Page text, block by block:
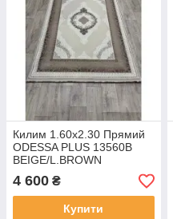
Килим 1.60х2.30 Прямий
ODESSA PLUS 13560B
BEIGE/L.BROWN
4 600 ₴
Купити